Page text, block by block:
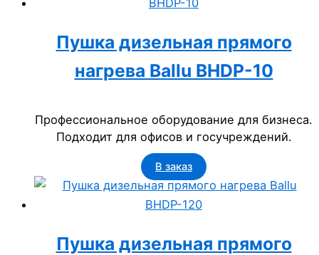
Пушка дизельная прямого
нагрева Ballu BHDP-10
Профессиональное оборудование для бизнеса.
Подходит для офисов и госучреждений.
В заказ
Пушка дизельная прямого